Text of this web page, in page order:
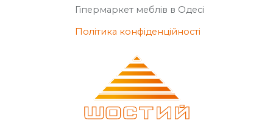
Гіпермаркет меблів в Одесі
Політика конфіденційності